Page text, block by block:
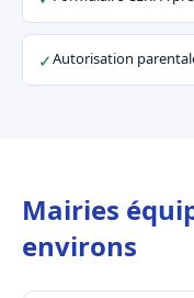
✓Autorisation
Mairies
environs